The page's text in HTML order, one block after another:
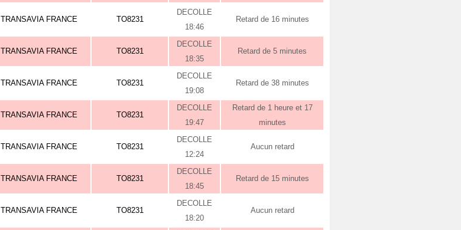
TRANSAVIA FRANCE TO8231
DECOLLE
18:46
Retard de 16 minutes
TRANSAVIA FRANCE TO8231
DECOLLE
18:35
Retard de 5 minutes
TRANSAVIA FRANCE TO8231
DECOLLE
19:08
Retard de 38 minutes
TRANSAVIA FRANCE TO8231
DECOLLE
19:47
Retard de 1 heure et 17
minutes
TRANSAVIA FRANCE TO8231
DECOLLE
12:24
Aucun retard
TRANSAVIA FRANCE TO8231
DECOLLE
18:45
Retard de 15 minutes
TRANSAVIA FRANCE TO8231
DECOLLE
18:20
Aucun retard